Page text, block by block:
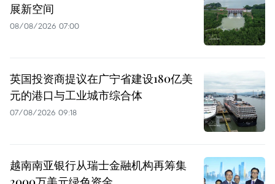
展新空间
08/08/2026 07:00
英国投资商提议在广宁省建设180亿美
元的港口与工业城市综合体
07/08/2026 09:18
越南南亚银行从瑞士金融机构再筹集